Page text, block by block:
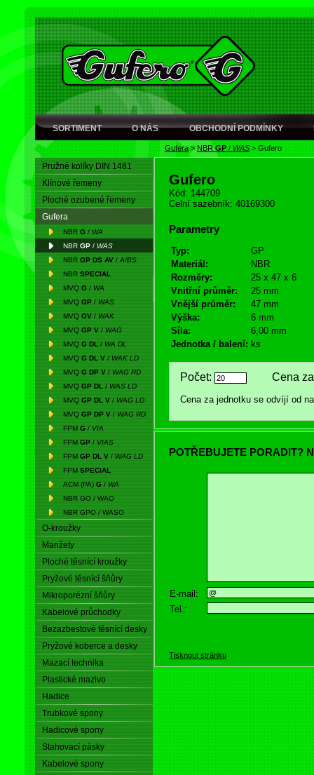
SORTIMENT O NÁS OBCHODNÍ PODMÍNKY
Gufera> NBRGP / WAS > Gufero
Pružné kolíky DIN 1481
Klínové řemeny
Ploché ozubené řemeny
Gufera
NBR G / WA
NBR GP / WAS
NBR GP DS AV / A/BS
NBR SPECIAL
MVQ G / WA
MVQ GP / WAS
MVQ GV / WAK
MVQ GP V / WAG
MVQ G DL / WA DL
MVQ G DL V / WAK LD
MVQ G DP V / WAG RD
MVQ GP DL / WAS LD
MVQ GP DL V / WAG LD
MVQ GP DP V / WAG RD
FPM G / VIA
FPM GP / VIAS
FPM GP DL V / WAG LD
FPM SPECIAL
ACM (PA) G / WA
NBR GO / WAO
NBR GPO / WASO
O-kroužky
Manžety
Ploché těsnící kroužky
Pryžové těsnící šňůry
Mikroporézní šňůry
Kabelové průchodky
Bezazbestové těsnící desky
Pryžové koberce a desky
Mazací technika
Plastické mazivo
Hadice
Trubkové spony
Hadicové spony
Stahovací pásky
Kabelové spony
Gufero
Kód: 144709
Celní sazebník: 40169300
Parametry
Typ:
GP
Materiál:
NBR
Rozměry:
25 x 47 x 6
Vnitřní průměr:
25 mm
Vnější průměr:
47 mm
Výška:
6 mm
Síla:
6,00 mm
Jednotka / balení: ks
Počet: Cena za
Cena za jednotku se odvíjí od
POTŘEBUJETE PORADIT?
E-mail:
Tel.:
Tisknout stránku